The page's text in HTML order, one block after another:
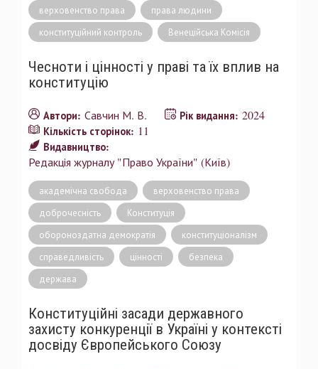
верховенство права
права людини
конституційний контроль
Венеційська Комісія
Чесноти і цінності у праві та їх вплив на
конституцію
Автори: Савчин М. В. Рік видання: 2024
Кількість сторінок: 11
Видавництво:
Редакція журналу "Право України" (Київ)
академічна свобода
верховенство права
доброчесність
Конституція
обороноздатна демократія
конституціоналізм
справедливість
цінності
безпека
держава
Конституційні засади державного
захисту конкуренції в Україні у контексті
досвіду Європейського Союзу